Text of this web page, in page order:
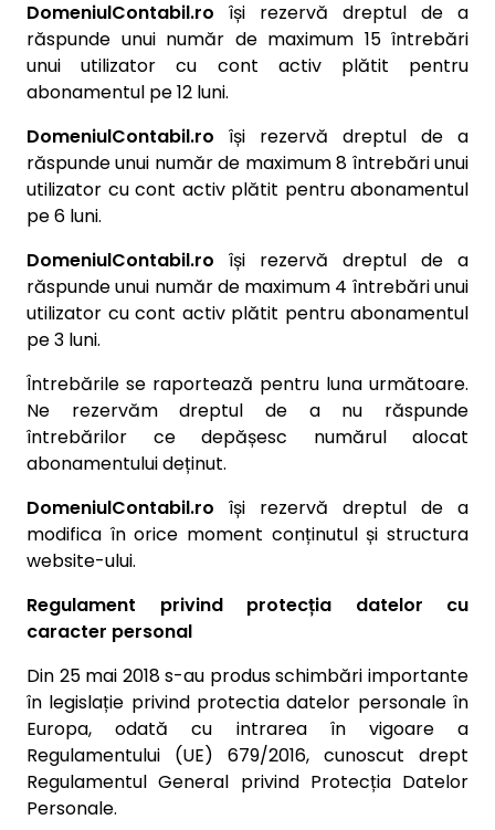
DomeniulContabil.ro își rezervă dreptul de a
răspunde unui număr de maximum 15 întrebări
unui utilizator cu cont activ plătit pentru
abonamentul pe 12 luni.
DomeniulContabil.ro își rezervă dreptul de a
răspunde unui număr de maximum 8 întrebări unui
utilizator cu cont activ plătit pentru abonamentul
pe 6 luni.
DomeniulContabil.ro își rezervă dreptul de a
răspunde unui număr de maximum 4 întrebări unui
utilizator cu cont activ plătit pentru abonamentul
pe 3 luni.
Întrebările se raportează pentru luna următoare.
Ne rezervăm dreptul de a nu răspunde
întrebărilor ce depășesc numărul alocat
abonamentului deținut.
DomeniulContabil.ro
își rezervă dreptul de a
modifica în orice moment conținutul și structura
website-ului.
Regulament privind protecția datelor cu
caracter personal
Din 25 mai 2018 s-au produs schimbări importante
în legislație privind protectia datelor personale în
Europa, odată cu intrarea în vigoare a
Regulamentului (UE) 679/2016, cunoscut drept
Regulamentul General privind Protecția Datelor
Personale.